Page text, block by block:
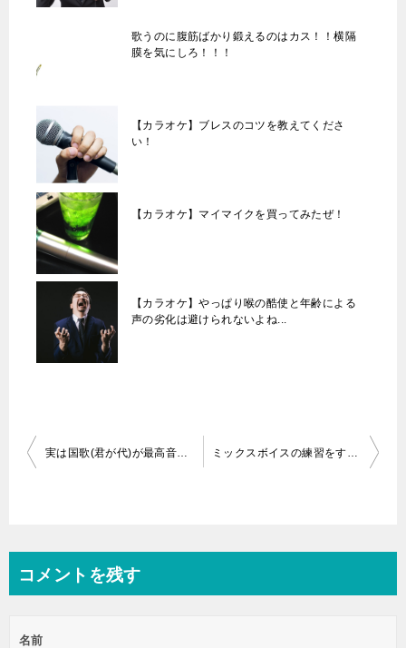
歌うのに腹筋ばかり鍛えるのはカス！！横隔
膜を気にしろ！！！
【カラオケ】ブレスのコツを教えてくださ
い！
【カラオケ】マイマイクを買ってみたぜ！
【カラオケ】やっぱり喉の酷使と年齢による
声の劣化は避けられないよね...
投
ゲ
ー
実は国歌(君が代)が最高音hiDを要求する超鬼畜ソングだという事実 ミックスボイスの練習をするとしゃっくり出るんだが…
コメントを残す
名前